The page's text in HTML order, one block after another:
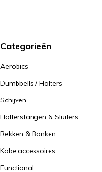
Categorieën
Aerobics
Dumbbells / Halters
Schijven
Halterstangen & Sluiters
Rekken & Banken
Kabelaccessoires
Functional